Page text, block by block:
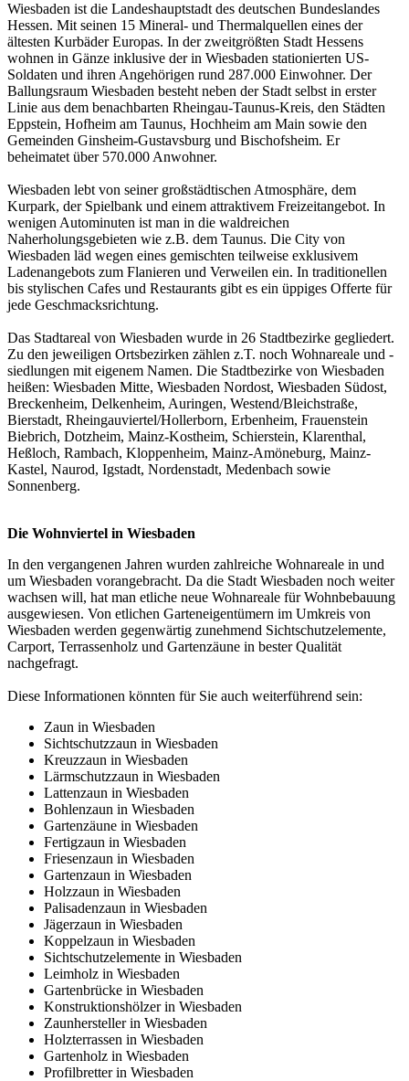
Wiesbaden ist die Landeshauptstadt des deutschen Bundeslandes
Hessen. Mit seinen 15 Mineral- und Thermalquellen eines der
ältesten Kurbäder Europas. In der zweitgrößten Stadt Hessens
wohnen in Gänze inklusive der in Wiesbaden stationierten US-
Soldaten und ihren Angehörigen rund 287.000 Einwohner. Der
Ballungsraum Wiesbaden besteht neben der Stadt selbst in erster
Linie aus dem benachbarten Rheingau-Taunus-Kreis, den Städten
Eppstein, Hofheim am Taunus, Hochheim am Main sowie den
Gemeinden Ginsheim-Gustavsburg und Bischofsheim. Er
beheimatet über 570.000 Anwohner.
Wiesbaden lebt von seiner großstädtischen Atmosphäre, dem
Kurpark, der Spielbank und einem attraktivem Freizeitangebot. In
wenigen Autominuten ist man in die waldreichen
Naherholungsgebieten wie z.B. dem Taunus. Die City von
Wiesbaden läd wegen eines gemischten teilweise exklusivem
Ladenangebots zum Flanieren und Verweilen ein. In traditionellen
bis stylischen Cafes und Restaurants gibt es ein üppiges Offerte für
jede Geschmacksrichtung.
Das Stadtareal von Wiesbaden wurde in 26 Stadtbezirke gegliedert.
Zu den jeweiligen Ortsbezirken zählen z.T. noch Wohnareale und -
siedlungen mit eigenem Namen. Die Stadtbezirke von Wiesbaden
heißen: Wiesbaden Mitte, Wiesbaden Nordost, Wiesbaden Südost,
Breckenheim, Delkenheim, Auringen, Westend/Bleichstraße,
Bierstadt, Rheingauviertel/Hollerborn, Erbenheim, Frauenstein
Biebrich, Dotzheim, Mainz-Kostheim, Schierstein, Klarenthal,
Heßloch, Rambach, Kloppenheim, Mainz-Amöneburg, Mainz-
Kastel, Naurod, Igstadt, Nordenstadt, Medenbach sowie
Sonnenberg.
Die Wohnviertel in Wiesbaden
In den vergangenen Jahren wurden zahlreiche Wohnareale in und
um Wiesbaden vorangebracht. Da die Stadt Wiesbaden noch weiter
wachsen will, hat man etliche neue Wohnareale für Wohnbebauung
ausgewiesen. Von etlichen Garteneigentümern im Umkreis von
Wiesbaden werden gegenwärtig zunehmend Sichtschutzelemente,
Carport, Terrassenholz und Gartenzäune in bester Qualität
nachgefragt.
Diese Informationen könnten für Sie auch weiterführend sein:
Zaun in Wiesbaden
Sichtschutzzaun in Wiesbaden
Kreuzzaun in Wiesbaden
Lärmschutzzaun in Wiesbaden
Lattenzaun in Wiesbaden
Bohlenzaun in Wiesbaden
Gartenzäune in Wiesbaden
Fertigzaun in Wiesbaden
Friesenzaun in Wiesbaden
Gartenzaun in Wiesbaden
Holzzaun in Wiesbaden
Palisadenzaun in Wiesbaden
Jägerzaun in Wiesbaden
Koppelzaun in Wiesbaden
Sichtschutzelemente in Wiesbaden
Leimholz in Wiesbaden
Gartenbrücke in Wiesbaden
Konstruktionshölzer in Wiesbaden
Zaunhersteller in Wiesbaden
Holzterrassen in Wiesbaden
Gartenholz in Wiesbaden
Profilbretter in Wiesbaden